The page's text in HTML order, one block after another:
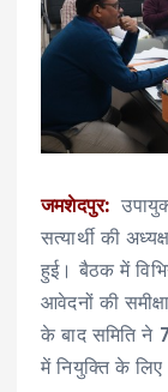
जमशेदपुर:
सत्यार्थी की
हुई। बैठक में
आवेदनों की
के बाद समिति ने
में नियुक्ति के